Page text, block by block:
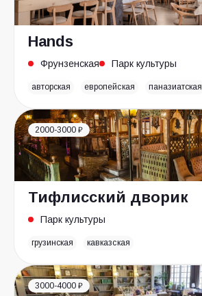
Hands
Фрунзенская Парк культуры
авторская европейская паназиатская
2000-3000 ₽
Тифлисский дворик
Парк культуры
грузинская кавказская
3000-4000 ₽